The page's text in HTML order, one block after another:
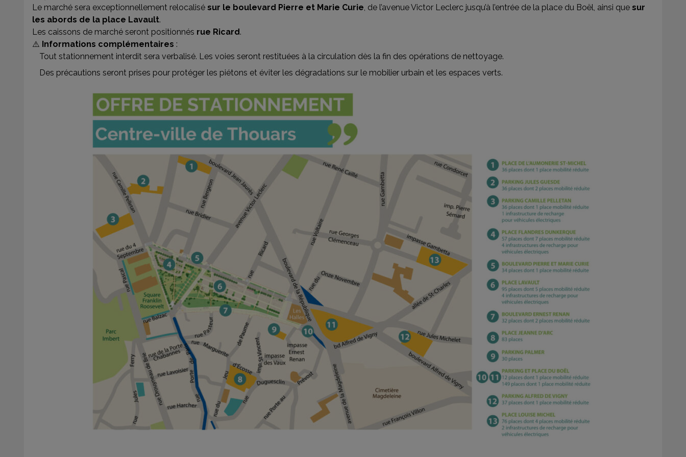
Le marché sera exceptionnellement relocalisé sur le boulevard Pierre et Marie Curie, de l’avenue Victor Leclerc jusqu’à l’entrée de la place du Boël, ainsi que sur
les abords de la place Lavault.
Les caissons de marché seront positionnés rue Ricard.
⚠️ Informations complémentaires :
Tout stationnement interdit sera verbalisé. Les voies seront restituées à la circulation dès la fin des opérations de nettoyage.
Des précautions seront prises pour protéger les piétons et éviter les dégradations sur le mobilier urbain et les espaces verts.